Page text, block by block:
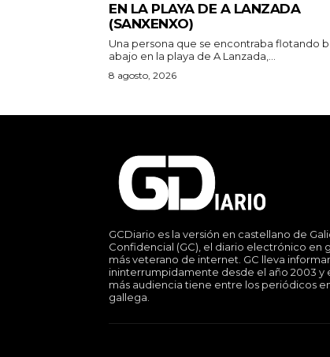
EN LA PLAYA DE A LANZADA
(SANXENXO)
Una persona que se encontraba flotando
abajo en la playa de A Lanzada,...
8 agosto, 2026
GCDiario es la versión en castellano de
Confidencial (GC), el diario electrónico en
más veterano de internet. GC lleva
ininterrumpidamente desde el año 2003 y
más audiencia tiene entre los periódicos
gallega.